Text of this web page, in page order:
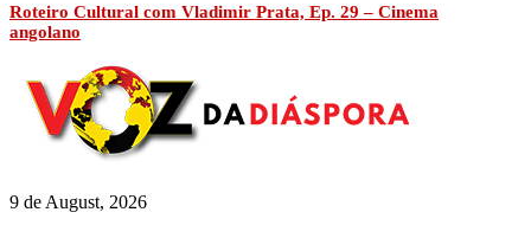
Roteiro Cultural com Vladimir Prata, Ep. 29 – Cinema
angolano
9 de August, 2026